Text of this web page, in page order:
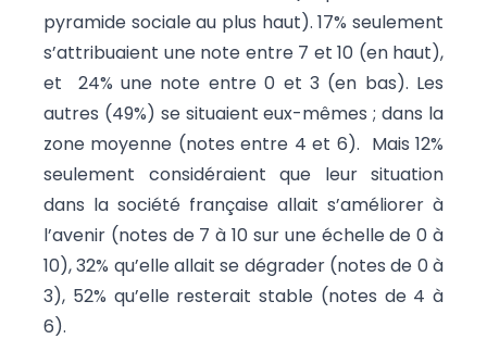
pyramide sociale au plus haut). 17% seulement
s’attribuaient une note entre 7 et 10 (en haut),
et 24% une note entre 0 et 3 (en bas). Les
autres (49%) se situaient eux-mêmes ; dans la
zone moyenne (notes entre 4 et 6). Mais 12%
seulement considéraient que leur situation
dans la société française allait s’améliorer à
l’avenir (notes de 7 à 10 sur une échelle de 0 à
10), 32% qu’elle allait se dégrader (notes de 0 à
3), 52% qu’elle resterait stable (notes de 4 à
6).